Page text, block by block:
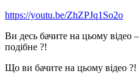
https://youtu.be/ZhZPJq1So2o
Ви десь бачите на цьому відео
подібне ?!
Що ви бачите на цьому відео ?!